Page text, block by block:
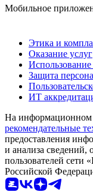
Мобильное
Этика и
Оказание услуг
Использование
Защита
ИТ
На информационном
рекомендательные
предоставления
и анализа сведений,
пользователей сети
Российской